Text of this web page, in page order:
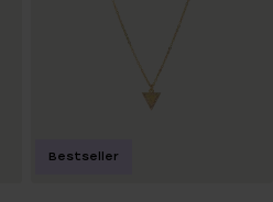
Bestseller